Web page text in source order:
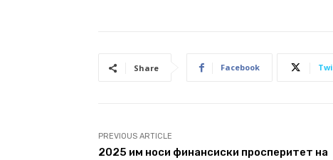
Share Facebook
PREVIOUS ARTICLE
2025 им носи финансиски просперитет на